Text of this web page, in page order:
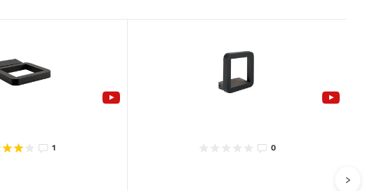
1 0
>